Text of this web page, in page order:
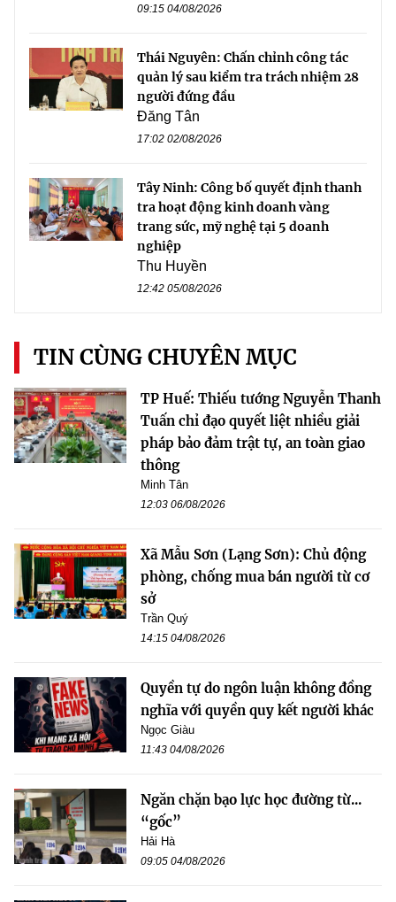
09:15 04/08/2026
Thái Nguyên: Chấn chỉnh công tác
quản lý sau kiểm tra trách nhiệm 28
người đứng đầu
Đăng Tân
17:02 02/08/2026
Tây Ninh: Công bố quyết định thanh
tra hoạt động kinh doanh vàng
trang sức, mỹ nghệ tại 5 doanh
nghiệp
Thu Huyền
12:42 05/08/2026
TIN CÙNG CHUYÊN MỤC
TP Huế: Thiếu tướng Nguyễn Thanh
Tuấn chỉ đạo quyết liệt nhiều giải
pháp bảo đảm trật tự, an toàn giao
thông
Minh Tân
12:03 06/08/2026
Xã Mẫu Sơn (Lạng Sơn): Chủ động
phòng, chống mua bán người từ cơ
sở
Trần Quý
14:15 04/08/2026
Quyền tự do ngôn luận không đồng
nghĩa với quyền quy kết người khác
Ngọc Giàu
11:43 04/08/2026
Ngăn chặn bạo lực học đường từ...
“gốc”
Hải Hà
09:05 04/08/2026